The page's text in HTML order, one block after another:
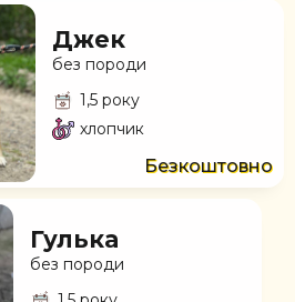
Джек
без породи
1,5 року
хлопчик
Безкоштовно
Гулька
без породи